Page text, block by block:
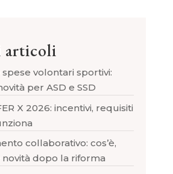
volontari sportivi:
per ASD e SSD
X 2026: incentivi, requisiti
collaborativo: cos’è,
novità dopo la riforma